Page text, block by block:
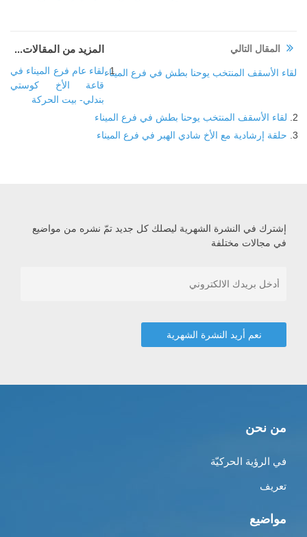
المقال التالي
لقاء الأسقف المنتخب يوحنا بطش في فرع الميناء
المزيد من المقالات...
لقاء عام فرع الميناء في
قاعة الأخ كوستي
بندلي- بيت الحركة
لقاء الأسقف المنتخب يوحنا بطش في فرع الميناء
حلقة إرشادية مع الأخ شادي الهبر في فرع الميناء
إشترك في النشرة الشهرية ليصلك كل جديد تمّ نشره من مواضيع
في مجالات مختلفة
من نحن
في الرؤية الحركيّة
تعريف
مواضيع